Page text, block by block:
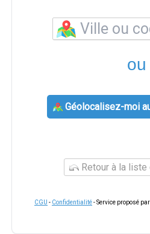
ou
Géolocalisez-moi
Retour à la
CGU - Confidentialité- Service proposé par